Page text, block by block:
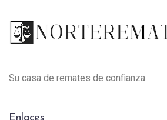
Su casa de remates de confianza